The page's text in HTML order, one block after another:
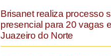
Brisanet realiza processo
presencial para 20 vagas
Juazeiro do Norte